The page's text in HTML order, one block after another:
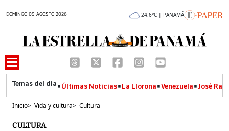
DOMINGO 09 AGOSTO 2026 24.6°C | PANAMÁ
Últimas Noticias La Llorona Venezuela José
Inicio> Vida y cultura> Cultura
CULTURA